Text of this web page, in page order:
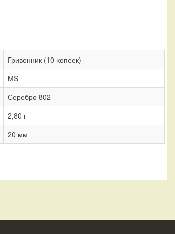
Гривенник (10 копеек)
MS
Серебро 802
2,80 г
20 мм